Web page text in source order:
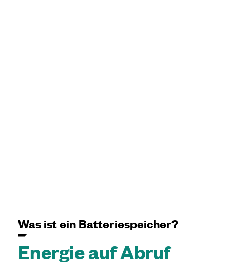
Was ist ein Batteriespeicher?
Energie auf Abruf